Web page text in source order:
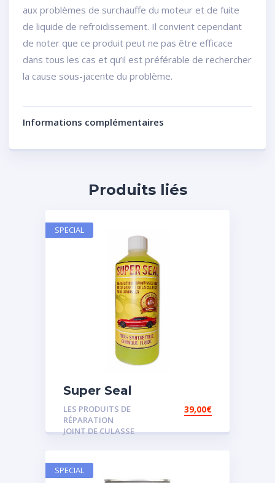
aux problèmes de surchauffe du moteur et de fuite
de liquide de refroidissement. Il convient cependant
de noter que ce produit peut ne pas être efficace
dans tous les cas et qu’il est préférable de rechercher
la cause sous-jacente du problème.
Informations complémentaires
Produits liés
Super Seal
LES PRODUITS DE
RÉPARATION
JOINT DE CULASSE
39,00€
SPECIAL
SPECIAL